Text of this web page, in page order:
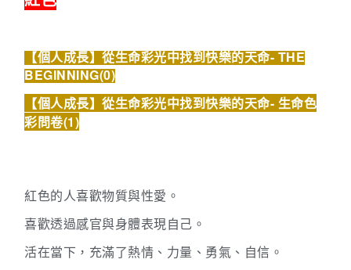
【個人成長】從生命彩光中找到快樂的天命- THE
BEGINNING(0)
【個人成長】從生命彩光中找到快樂的天命- 生命色
彩問卷(1)
紅色的人喜歡物質與性愛。
喜歡透過感官與身體表現自己。
活在當下，充滿了熱情、力量、勇氣、自信。